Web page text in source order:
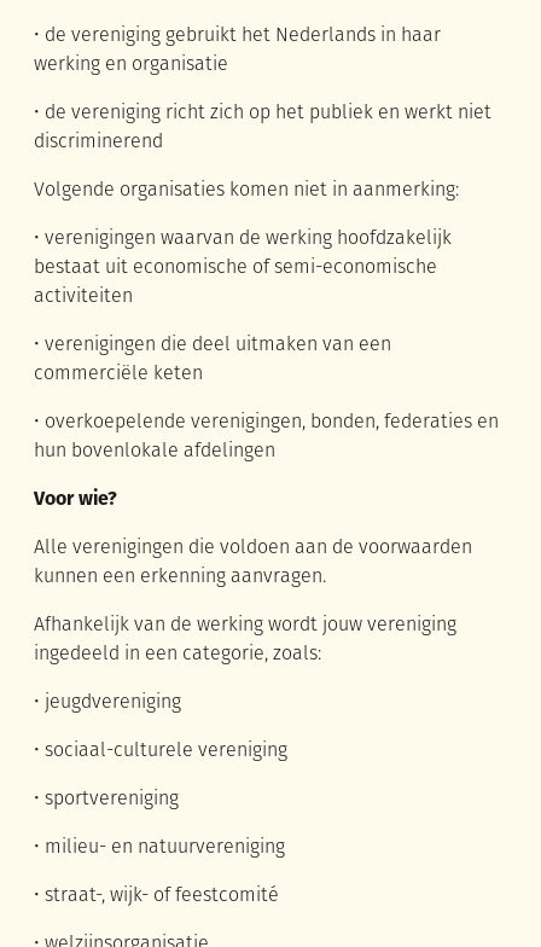
• de vereniging gebruikt het Nederlands in haar
werking en organisatie
• de vereniging richt zich op het publiek en werkt niet
discriminerend
Volgende organisaties komen niet in aanmerking:
• verenigingen waarvan de werking hoofdzakelijk
bestaat uit economische of semi-economische
activiteiten
• verenigingen die deel uitmaken van een
commerciële keten
• overkoepelende verenigingen, bonden, federaties en
hun bovenlokale afdelingen
Voor wie?
Alle verenigingen die voldoen aan de voorwaarden
kunnen een erkenning aanvragen.
Afhankelijk van de werking wordt jouw vereniging
ingedeeld in een categorie, zoals:
• jeugdvereniging
• sociaal-culturele vereniging
• sportvereniging
• milieu- en natuurvereniging
• straat-, wijk- of feestcomité